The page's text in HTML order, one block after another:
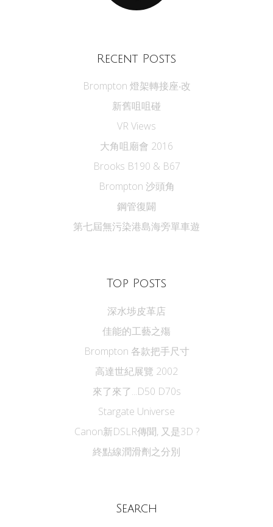
Recent Posts
Brompton 燈架轉接座‧改
新舊咀咀碰
VR Views
大角咀廟會 2016
Brooks B190 & B67
Brompton 沙頭角
鋼管復闢
第七屆無污染港島海旁單車遊
Top Posts
深水埗皮革店
佳能的工藝之殤
Brompton 各款把手尺寸
高達世紀展覽 2002
來了來了...D50 D70s
Stargate Universe
Canon新DSLR傳聞, 又是3D ?
終點線潤滑劑之分別
Search